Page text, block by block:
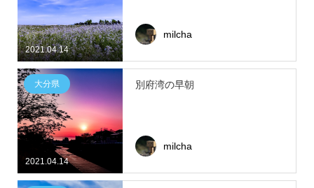
2021.04.14
milcha
2021.04.14
大分県 別府湾の早朝
milcha